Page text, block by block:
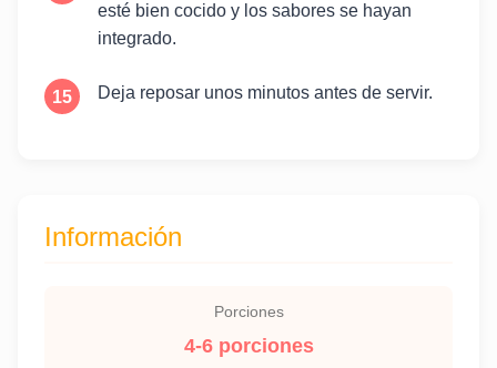
esté bien cocido y los sabores se hayan
integrado.
Deja reposar unos minutos antes de servir.
Información
Porciones
4-6 porciones